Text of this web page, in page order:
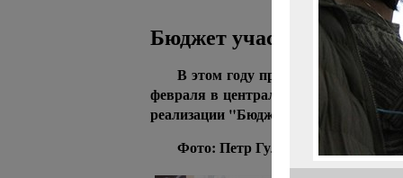
Бюджет участия в
В этом году проект "Бюджет
февраля в центральной библиотеке
реализации "Бюджета участия".
Фото: Петр Гуляев